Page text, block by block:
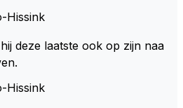
Hissink
deze laatste ook op zijn naa
Hissink